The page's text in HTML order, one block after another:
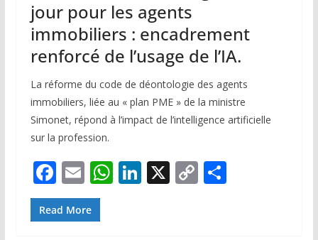
jour pour les agents
immobiliers : encadrement
renforcé de l’usage de l’IA.
La réforme du code de déontologie des agents
immobiliers, liée au « plan PME » de la ministre
Simonet, répond à l’impact de l’intelligence artificielle
sur la profession.
F
ac
e
E
m
ai
W Li X C P
Read More